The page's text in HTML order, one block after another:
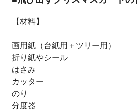
【材料】
画用紙（台紙用＋ツリー用）
折り紙やシール
はさみ
カッター
のり
分度器